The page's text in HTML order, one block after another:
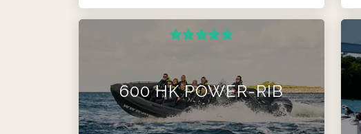
600 HK POWER-RIB